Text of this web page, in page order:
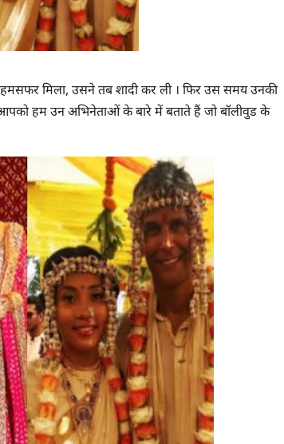
हमसफर मिला, उसने तब शादी कर ली । फिर उस समय उनकी
हम उन अभिनेताओं के बारे में बताते हैं जो बॉलीवुड के